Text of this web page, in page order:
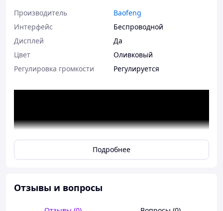
Производитель
Baofeng
Интерфейс
Беспроводной
Дисплей
Да
Цвет
Оливковый
Регулировка громкости
Регулируется
Подробнее
Отзывы и вопросы